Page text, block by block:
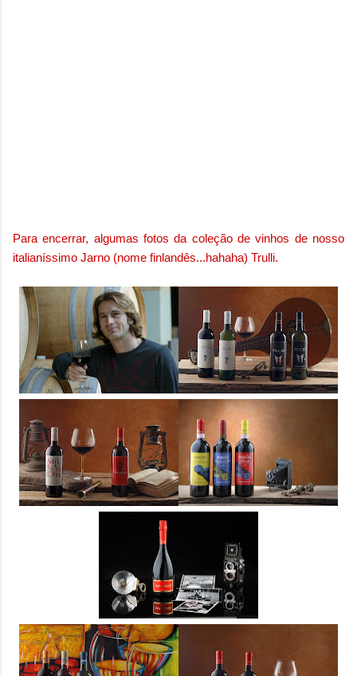
Para encerrar, algumas fotos da coleção de vinhos de nosso
italianíssimo Jarno (nome finlandês...hahaha) Trulli.